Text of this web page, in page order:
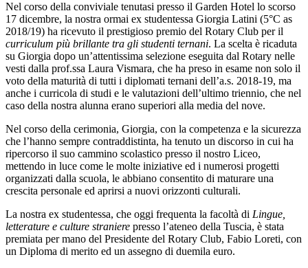
Nel corso della conviviale tenutasi presso il Garden Hotel lo scorso
17 dicembre, la nostra ormai ex studentessa Giorgia Latini (5°C as
2018/19) ha ricevuto il prestigioso premio del Rotary Club per il
curriculum più brillante tra gli studenti ternani. La scelta è ricaduta
su Giorgia dopo un’attentissima selezione eseguita dal Rotary nelle
vesti dalla prof.ssa Laura Vismara, che ha preso in esame non solo il
voto della maturità di tutti i diplomati ternani dell’a.s. 2018-19, ma
anche i curricola di studi e le valutazioni dell’ultimo triennio, che nel
caso della nostra alunna erano superiori alla media del nove.
Nel corso della cerimonia, Giorgia, con la competenza e la sicurezza
che l’hanno sempre contraddistinta, ha tenuto un discorso in cui ha
ripercorso il suo cammino scolastico presso il nostro Liceo,
mettendo in luce come le molte iniziative ed i numerosi progetti
organizzati dalla scuola, le abbiano consentito di maturare una
crescita personale ed aprirsi a nuovi orizzonti culturali.
La nostra ex studentessa, che oggi frequenta la facoltà di Lingue,
letterature e culture straniere presso l’ateneo della Tuscia, è stata
premiata per mano del Presidente del Rotary Club, Fabio Loreti, con
un Diploma di merito ed un assegno di duemila euro.